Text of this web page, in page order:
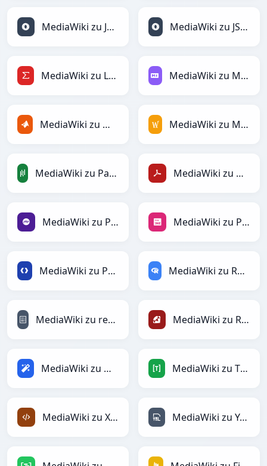
MediaWiki zu JSON MediaWiki zu JSONLines
MediaWiki zu LaTeX MediaWiki zu Markdown
MediaWiki zu MATLAB MediaWiki zu MediaWiki
MediaWiki zu PandasDataFrame MediaWiki zu PDF
MediaWiki zu PHP MediaWiki zu PNG
MediaWiki zu Protobuf MediaWiki zu RDataFrame
MediaWiki zu reStructuredText MediaWiki zu Ruby
MediaWiki zu Magic MediaWiki zu TOML
MediaWiki zu XML MediaWiki zu YAML